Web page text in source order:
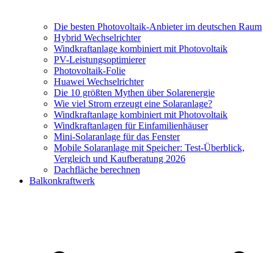
Die besten Photovoltaik-Anbieter im deutschen Raum
Hybrid Wechselrichter
Windkraftanlage kombiniert mit Photovoltaik
PV-Leistungsoptimierer
Photovoltaik-Folie
Huawei Wechselrichter
Die 10 größten Mythen über Solarenergie
Wie viel Strom erzeugt eine Solaranlage?
Windkraftanlage kombiniert mit Photovoltaik
Windkraftanlagen für Einfamilienhäuser
Mini-Solaranlage für das Fenster
Mobile Solaranlage mit Speicher: Test-Überblick,
Vergleich und Kaufberatung 2026
Dachfläche berechnen
Balkonkraftwerk